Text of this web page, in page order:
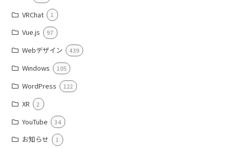
VRChat 1
Vue.js 97
Webデザイン 439
Windows 105
WordPress 122
XR 2
YouTube 34
お知らせ 1